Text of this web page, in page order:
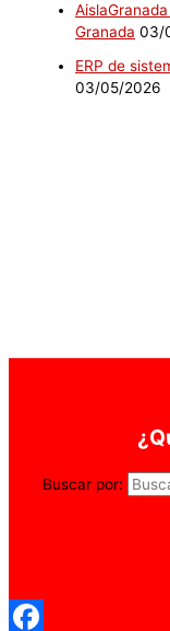
Granada 03/
ERP de
03/05/2026
Buscar por: